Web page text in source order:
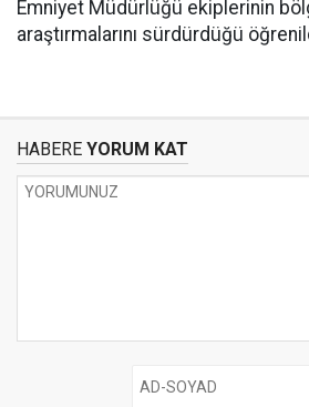
Emniyet Müdürlüğü ekiplerinin
araştırmalarını sürdürdüğü
HABERE YORUM KAT